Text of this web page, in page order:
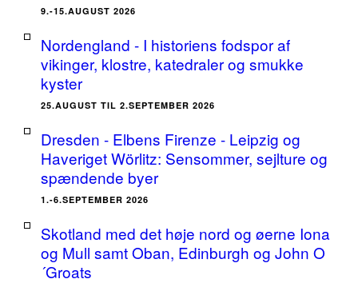
9.-15.AUGUST 2026
Nordengland - I historiens fodspor af
vikinger, klostre, katedraler og smukke
kyster
25.AUGUST TIL 2.SEPTEMBER 2026
Dresden - Elbens Firenze - Leipzig og
Haveriget Wörlitz: Sensommer, sejlture og
spændende byer
1.-6.SEPTEMBER 2026
Skotland med det høje nord og øerne Iona
og Mull samt Oban, Edinburgh og John O
´Groats